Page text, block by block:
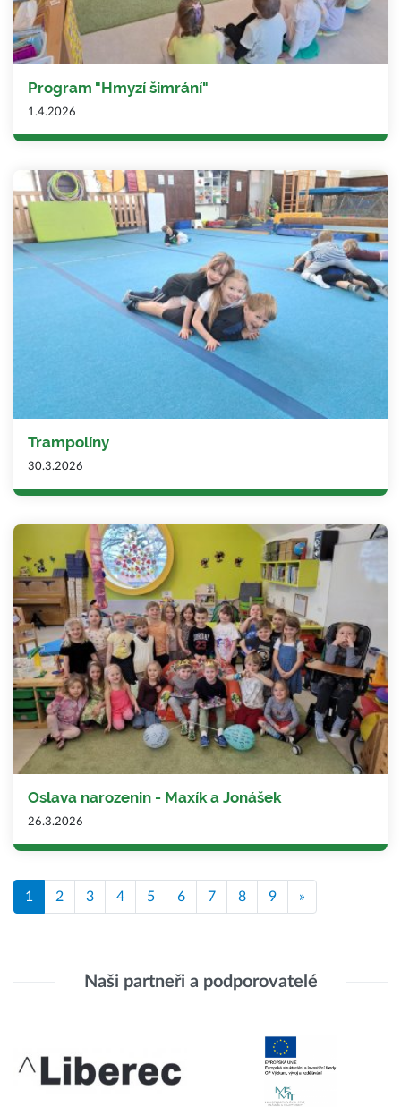
Program "Hmyzí šimrání"
1.4.2026
Trampolíny
30.3.2026
Oslava narozenin - Maxík a Jonášek
26.3.2026
1 2 3 4 5 6 7 8 9 »
Naši partneři a podporovatelé